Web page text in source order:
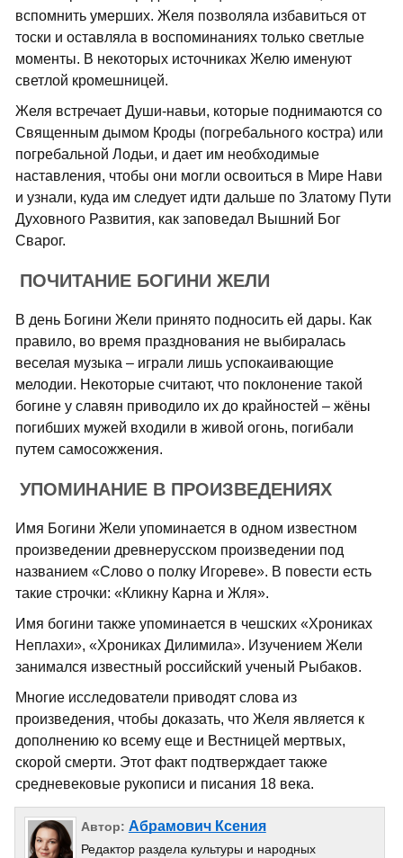
вспомнить умерших. Желя позволяла избавиться от
тоски и оставляла в воспоминаниях только светлые
моменты. В некоторых источниках Желю именуют
светлой кромешницей.
Желя встречает Души-навьи, которые поднимаются со
Священным дымом Кроды (погребального костра) или
погребальной Лодьи, и дает им необходимые
наставления, чтобы они могли освоиться в Мире Нави
и узнали, куда им следует идти дальше по Златому Пути
Духовного Развития, как заповедал Вышний Бог
Сварог.
ПОЧИТАНИЕ БОГИНИ ЖЕЛИ
В день Богини Жели принято подносить ей дары. Как
правило, во время празднования не выбиралась
веселая музыка – играли лишь успокаивающие
мелодии. Некоторые считают, что поклонение такой
богине у славян приводило их до крайностей – жёны
погибших мужей входили в живой огонь, погибали
путем самосожжения.
УПОМИНАНИЕ В ПРОИЗВЕДЕНИЯХ
Имя Богини Жели упоминается в одном известном
произведении древнерусском произведении под
названием «Слово о полку Игореве». В повести есть
такие строчки: «Кликну Карна и Жля».
Имя богини также упоминается в чешских «Хрониках
Неплахи», «Хрониках Дилимила». Изучением Жели
занимался известный российский ученый Рыбаков.
Многие исследователи приводят слова из
произведения, чтобы доказать, что Желя является к
дополнению ко всему еще и Вестницей мертвых,
скорой смерти. Этот факт подтверждает также
средневековые рукописи и писания 18 века.
Автор: Абрамович Ксения
Редактор раздела культуры и народных